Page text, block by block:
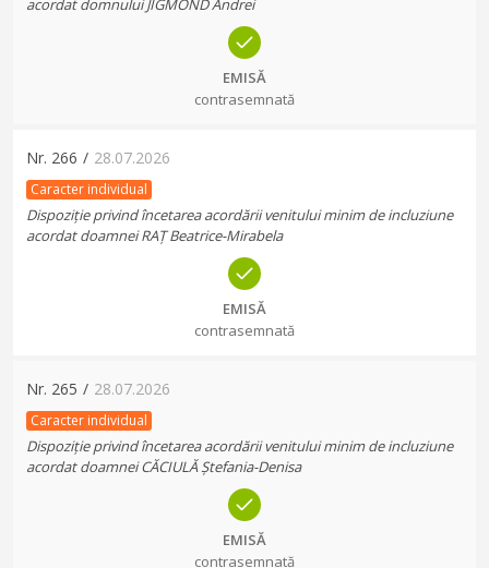
acordat domnului JIGMOND Andrei
EMISĂ
contrasemnată
Nr. 266 / 28.07.2026
Caracter individual
Dispoziție privind încetarea acordării venitului minim de incluziune
acordat doamnei RAȚ Beatrice-Mirabela
EMISĂ
contrasemnată
Nr. 265 / 28.07.2026
Caracter individual
Dispoziție privind încetarea acordării venitului minim de incluziune
acordat doamnei CĂCIULĂ Ștefania-Denisa
EMISĂ
contrasemnată